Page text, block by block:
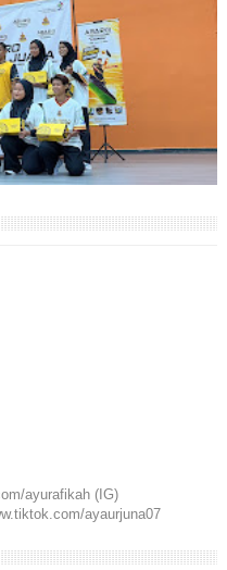
ayurafikah (IG)
ayaurjuna07